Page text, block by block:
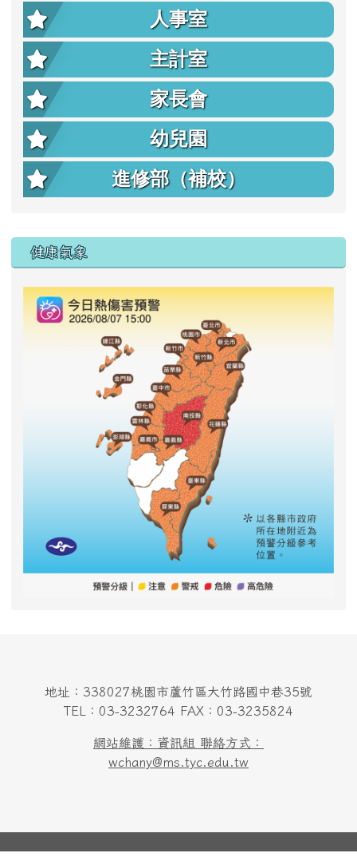
人事室
主計室
家長會
幼兒園
進修部（補校）
右邊區域內容
健康氣象
地址：338027桃園市蘆竹區大竹路國中巷35號
TEL：03-3232764 FAX：03-3235824
網站維護：資訊組 聯絡方式：
wchany@ms.tyc.edu.tw